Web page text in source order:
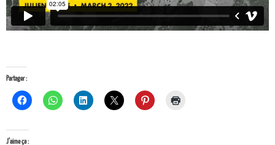
Partager :
J’aime ça :